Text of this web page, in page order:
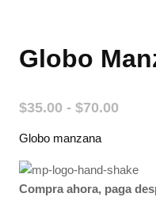
Globo
$35.00 - $70.00
Globo manzana
Compra ahora, paga